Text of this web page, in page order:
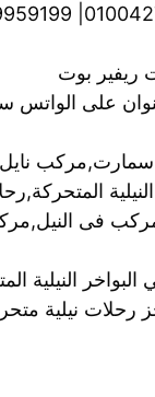
ريفير بوت
على
سمارت,مركب
فى
البواخر
رحلات نيلية